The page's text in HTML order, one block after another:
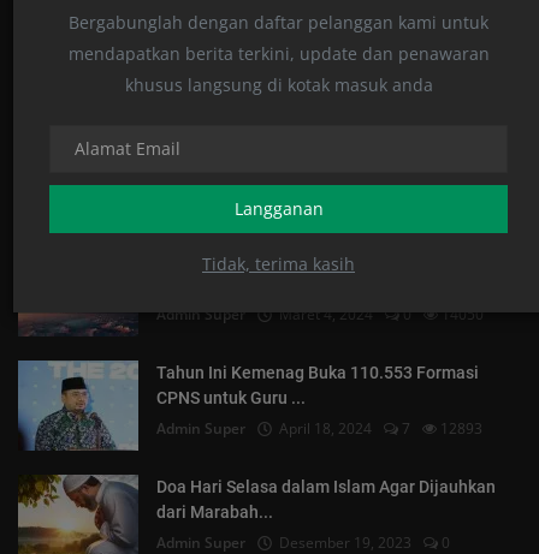
Bergabunglah dengan daftar pelanggan kami untuk
mendapatkan berita terkini, update dan penawaran
khusus langsung di kotak masuk anda
Langganan
Tidak, terima kasih
Komentar Postingan
Bolehkah Puasa Ikut NU, Lebaran Ikut
Admin Super Maret 4, 2024 0 14050
Tahun Ini Kemenag Buka 110.553 Formasi
CPNS untuk Guru ...
Admin Super April 18, 2024 7 12893
Doa Hari Selasa dalam Islam Agar Dijauhkan
dari Marabah...
Admin Super Desember 19, 2023
0